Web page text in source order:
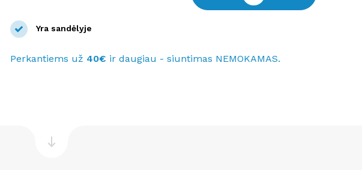
Yra sandėlyje
Perkantiems už 40€ ir daugiau - siuntimas NEMOKAMAS.